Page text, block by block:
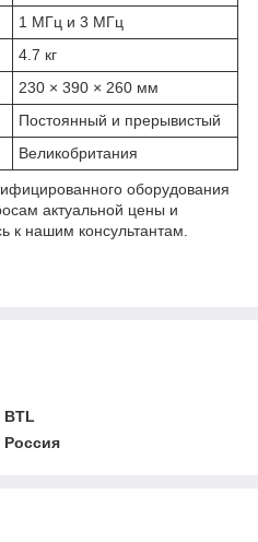
1 МГц и 3 МГц
4.7 кг
230 × 390 × 260 мм
Постоянный и прерывистый
Великобритания
оборудования
актуальной цены и
к нашим консультантам.
BTL
Россия